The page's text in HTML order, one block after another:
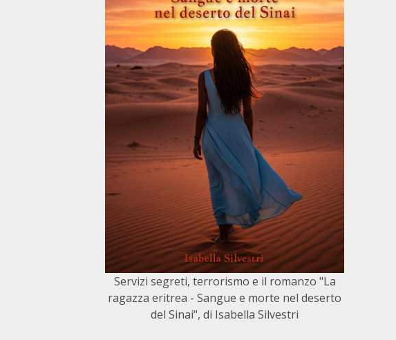
Servizi segreti, terrorismo e il romanzo "La
ragazza eritrea - Sangue e morte nel deserto
del Sinai", di Isabella Silvestri